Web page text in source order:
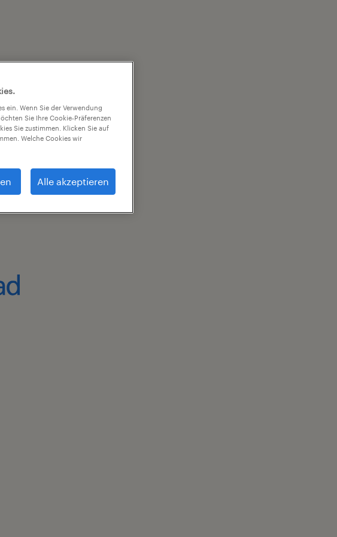
ein. Wenn Sie der Verwendung
Sie Ihre Cookie-Präferenzen
Sie zustimmen. Klicken Sie auf
Welche Cookies wir
Alle akzeptieren